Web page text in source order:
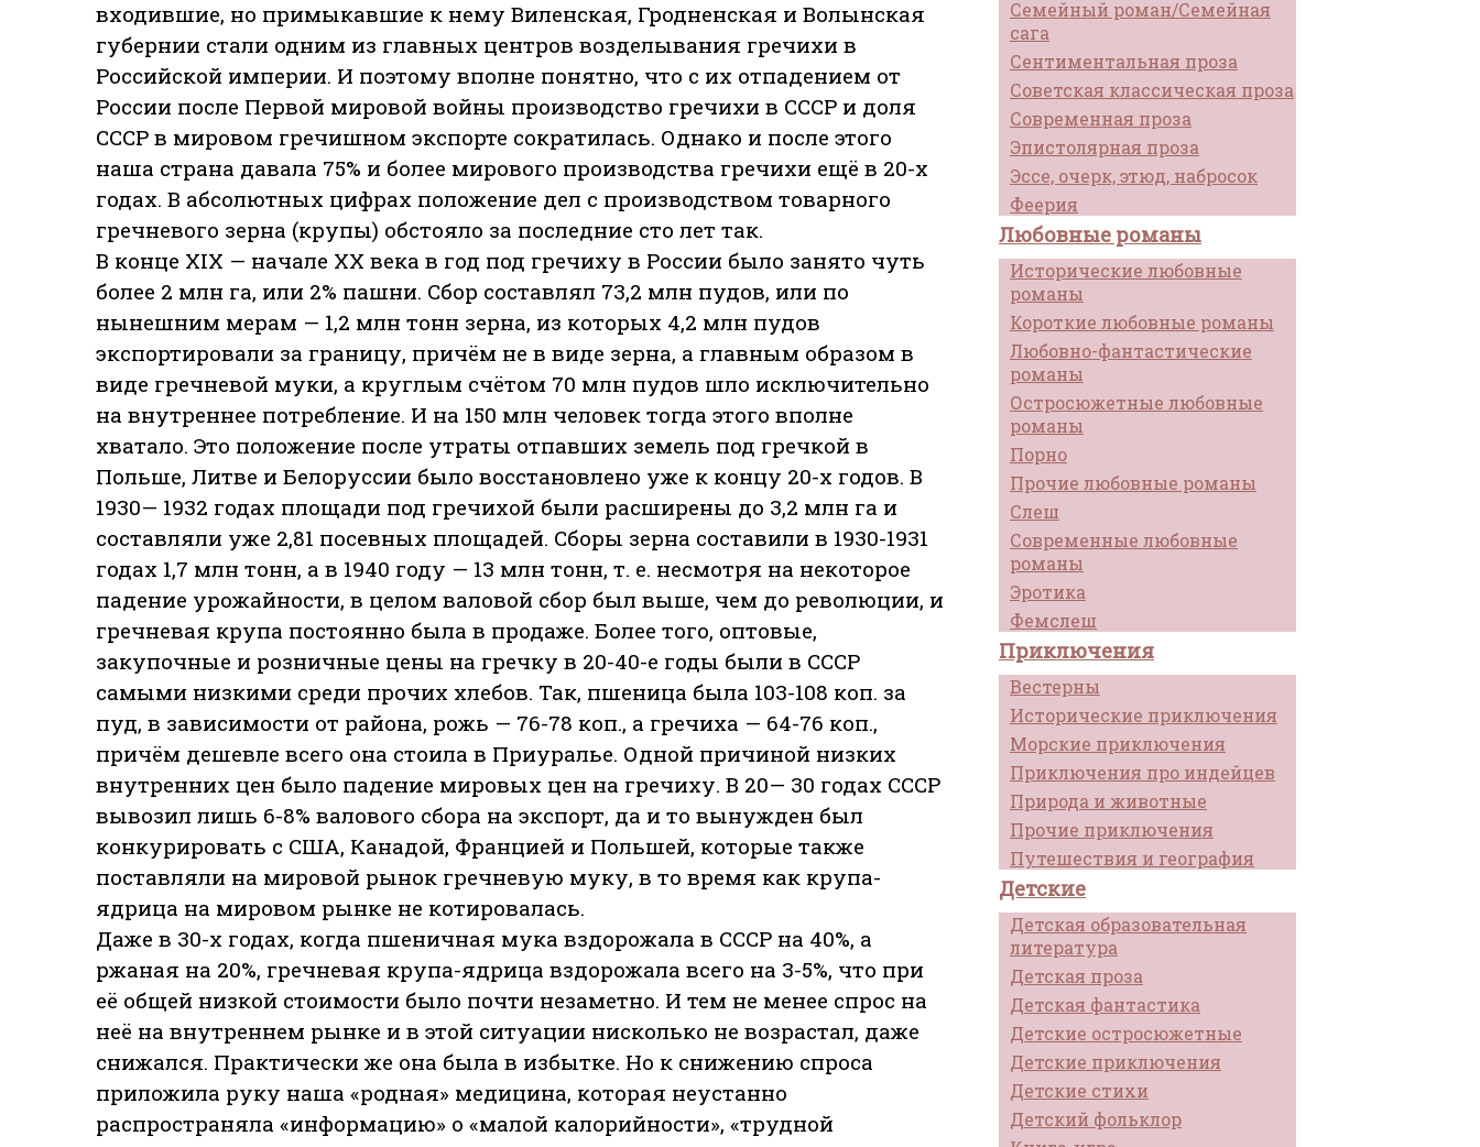
Семейный роман/Семейная
сага
Сентиментальная проза
Советская классическая проза
Современная проза
Эпистолярная проза
Эссе, очерк, этюд, набросок
Феерия
Любовные романы
Исторические любовные
романы
Короткие любовные романы
Любовно-фантастические
романы
Остросюжетные любовные
романы
Порно
Прочие любовные романы
Слеш
Современные любовные
романы
Эротика
Фемслеш
Приключения
Вестерны
Исторические приключения
Морские приключения
Приключения про индейцев
Природа и животные
Прочие приключения
Путешествия и география
Детские
Детская образовательная
литература
Детская проза
Детская фантастика
Детские остросюжетные
Детские приключения
Детские стихи
Детский фольклор
входившие, но примыкавшие к нему Виленская, Гродненская и Волынская
губернии стали одним из главных центров возделывания гречихи в
Российской империи. И поэтому вполне понятно, что с их отпадением от
России после Первой мировой войны производство гречихи в СССР и доля
СССР в мировом гречишном экспорте сократилась. Однако и после этого
наша страна давала 75% и более мирового производства гречихи ещё в 20-х
годах. В абсолютных цифрах положение дел с производством товарного
гречневого зерна (крупы) обстояло за последние сто лет так.
В конце XIX — начале XX века в год под гречиху в России было занято чуть
более 2 млн га, или 2% пашни. Сбор составлял 73,2 млн пудов, или по
нынешним мерам — 1,2 млн тонн зерна, из которых 4,2 млн пудов
экспортировали за границу, причём не в виде зерна, а главным образом в
виде гречневой муки, а круглым счётом 70 млн пудов шло исключительно
на внутреннее потребление. И на 150 млн человек тогда этого вполне
хватало. Это положение после утраты отпавших земель под гречкой в
Польше, Литве и Белоруссии было восстановлено уже к концу 20-х годов. В
1930— 1932 годах площади под гречихой были расширены до 3,2 млн га и
составляли уже 2,81 посевных площадей. Сборы зерна составили в 1930-1931
годах 1,7 млн тонн, а в 1940 году — 13 млн тонн, т. е. несмотря на некоторое
падение урожайности, в целом валовой сбор был выше, чем до революции, и
гречневая крупа постоянно была в продаже. Более того, оптовые,
закупочные и розничные цены на гречку в 20-40-е годы были в СССР
самыми низкими среди прочих хлебов. Так, пшеница была 103-108 коп. за
пуд, в зависимости от района, рожь — 76-78 коп., а гречиха — 64-76 коп.,
причём дешевле всего она стоила в Приуралье. Одной причиной низких
внутренних цен было падение мировых цен на гречиху. В 20— 30 годах СССР
вывозил лишь 6-8% валового сбора на экспорт, да и то вынужден был
конкурировать с США, Канадой, Францией и Польшей, которые также
поставляли на мировой рынок гречневую муку, в то время как крупа-
ядрица на мировом рынке не котировалась.
Даже в 30-х годах, когда пшеничная мука вздорожала в СССР на 40%, а
ржаная на 20%, гречневая крупа-ядрица вздорожала всего на 3-5%, что при
её общей низкой стоимости было почти незаметно. И тем не менее спрос на
неё на внутреннем рынке и в этой ситуации нисколько не возрастал, даже
снижался. Практически же она была в избытке. Но к снижению спроса
приложила руку наша «родная» медицина, которая неустанно
распространяла «информацию» о «малой калорийности», «трудной